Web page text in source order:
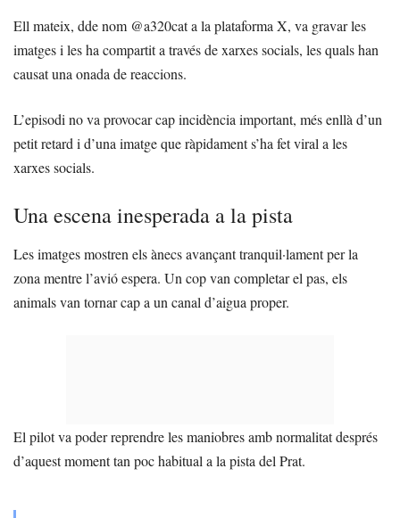
Ell mateix, dde nom @a320cat a la plataforma X, va gravar les
imatges i les ha compartit a través de xarxes socials, les quals han
causat una onada de reaccions.
L’episodi no va provocar cap incidència important, més enllà d’un
petit retard i d’una imatge que ràpidament s’ha fet viral a les
xarxes socials.
Una escena inesperada a la pista
Les imatges mostren els ànecs avançant tranquil·lament per la
zona mentre l’avió espera. Un cop van completar el pas, els
animals van tornar cap a un canal d’aigua proper.
El pilot va poder reprendre les maniobres amb normalitat després
d’aquest moment tan poc habitual a la pista del Prat.